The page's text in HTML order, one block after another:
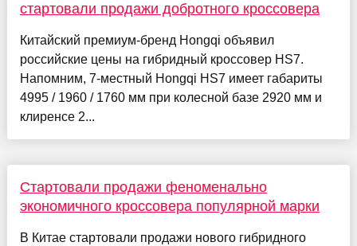
стартовали продажи добротного кроссовера
Китайский премиум-бренд Hongqi объявил
российские цены на гибридный кроссовер HS7.
Напомним, 7-местный Hongqi HS7 имеет габариты
4995 / 1960 / 1760 мм при колесной базе 2920 мм и
клиренсе 2...
Стартовали продажи феноменально
экономичного кроссовера популярной марки
В Китае стартовали продажи нового гибридного